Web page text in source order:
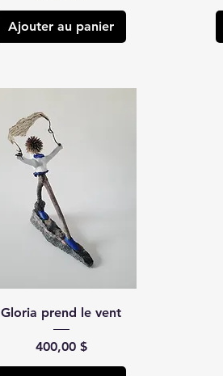
Ajouter au panier
Gloria prend le vent
Prix
400,00 $